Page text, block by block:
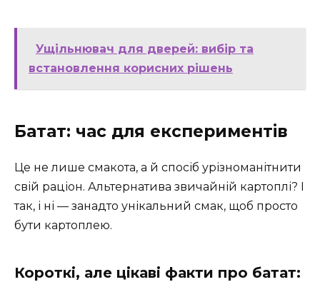
Ущільнювач для дверей: вибір та
встановлення корисних рішень
Батат: час для експериментів
Це не лише смакота, а й спосіб урізноманітнити
свій раціон. Альтернатива звичайній картоплі? I
так, і ні — занадто унікальний смак, щоб просто
бути картоплею.
Короткі, але цікаві факти про батат: